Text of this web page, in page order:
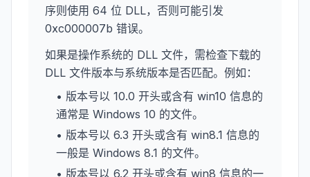
序则使用 64 位 DLL，否则可能引发
0xc000007b 错误。
如果是操作系统的 DLL 文件，需检查下载的
DLL 文件版本与系统版本是否匹配。例如：
• 版本号以 10.0 开头或含有 win10 信息的
通常是 Windows 10 的文件。
• 版本号以 6.3 开头或含有 win8.1 信息的
一般是 Windows 8.1 的文件。
• 版本号以 6.2 开头或含有 win8 信息的一